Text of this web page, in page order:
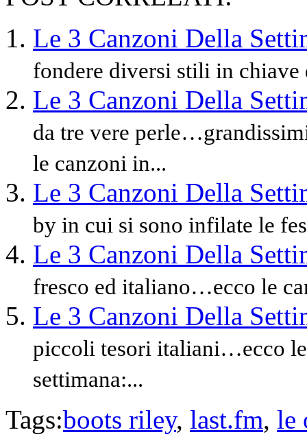
Le 3 Canzoni Della
fondere diversi stili in
Le 3 Canzoni Della
da tre vere
le canzoni in...
Le 3 Canzoni Della
by in cui si sono infilate le
Le 3 Canzoni Della
fresco ed italiano…ecco le
Le 3 Canzoni Della
piccoli tesori italiani…ecco le
settimana:...
Tags:boots riley, last.fm, le